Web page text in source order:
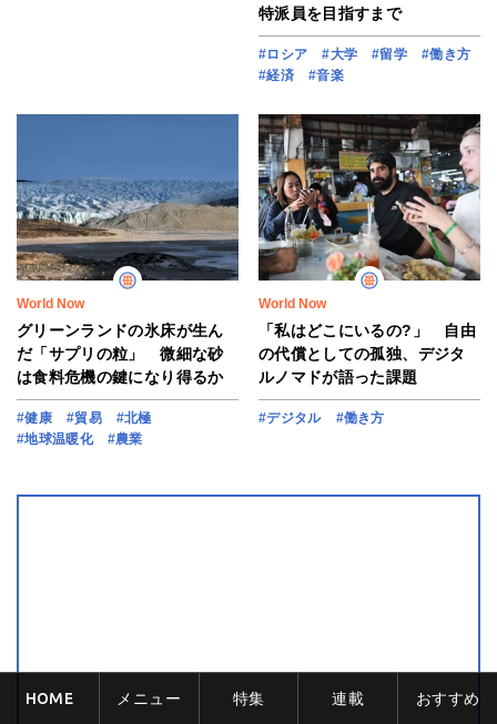
特派員を目指すまで
#ロシア #大学 #留学
#働き方
#経済
#音楽
World Now
グリーンランドの氷床が生ん
だ「サプリの粒」 微細な砂
は食料危機の鍵になり得るか
#健康 #貿易
#北極
#地球温暖化
#農業
World Now
「私はどこにいるの?」 自由
の代償としての孤独、デジタ
ルノマドが語った課題
#デジタル #働き方
HOME メニュー 特集 連載 おすすめ